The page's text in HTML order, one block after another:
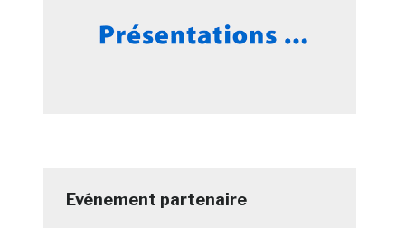
Evénement partenaire